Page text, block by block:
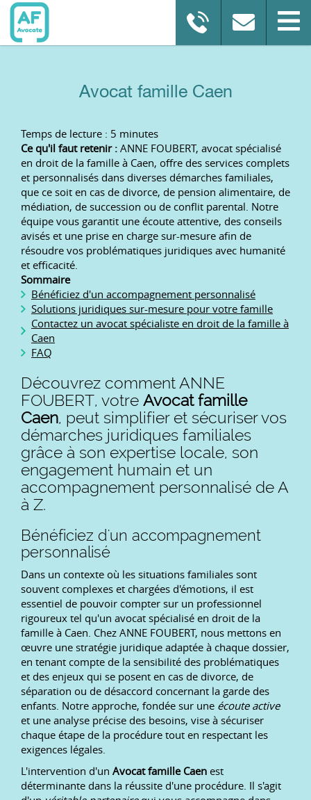
Avocat famille Caen
Temps de lecture : 5 minutes
Ce qu'il faut retenir : ANNE FOUBERT, avocat spécialisé
en droit de la famille à Caen, offre des services complets
et personnalisés dans diverses démarches familiales,
que ce soit en cas de divorce, de pension alimentaire, de
médiation, de succession ou de conflit parental. Notre
équipe vous garantit une écoute attentive, des conseils
avisés et une prise en charge sur-mesure afin de
résoudre vos problématiques juridiques avec humanité
et efficacité.
Sommaire
Bénéficiez d'un accompagnement personnalisé
Solutions juridiques sur-mesure pour votre famille
Contactez un avocat spécialiste en droit de la famille à
Caen
FAQ
Découvrez comment ANNE
FOUBERT, votre Avocat famille
Caen, peut simplifier et sécuriser vos
démarches juridiques familiales
grâce à son expertise locale, son
engagement humain et un
accompagnement personnalisé de A
à Z.
Bénéficiez d'un accompagnement
personnalisé
Dans un contexte où les situations familiales sont
souvent complexes et chargées d'émotions, il est
essentiel de pouvoir compter sur un professionnel
rigoureux tel qu'un avocat spécialisé en droit de la
famille à Caen. Chez ANNE FOUBERT, nous mettons en
œuvre une stratégie juridique adaptée à chaque dossier,
en tenant compte de la sensibilité des problématiques
et des enjeux qui se posent en cas de divorce, de
séparation ou de désaccord concernant la garde des
enfants. Notre approche, fondée sur une écoute active
et une analyse précise des besoins, vise à sécuriser
chaque étape de la procédure tout en respectant les
exigences légales.
L'intervention d'un Avocat famille Caen est
déterminante dans la réussite d'une procédure. Il s'agit